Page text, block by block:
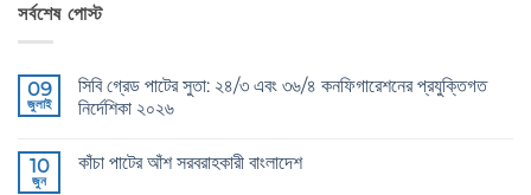
সর্বশেষ পোস্ট
09
জুলাই
সিবি গ্রেড পাটের সুতা: ২৪/৩ এবং ৩৬/৪ কনফিগারেশনের প্রযুক্তিগত
নির্দেশিকা ২০২৬
Jute
নেই
10
জুন
কাঁচা পাটের আঁশ সরবরাহকারী বাংলাদেশ